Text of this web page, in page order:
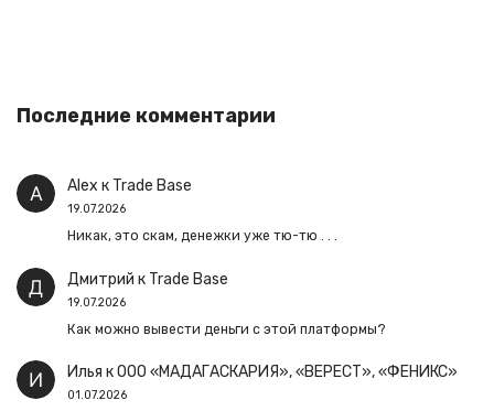
Последние комментарии
Alex к Trade Base
19.07.2026
Никак, это скам, денежки уже тю-тю . . .
Дмитрий к Trade Base
19.07.2026
Как можно вывести деньги с этой платформы?
Илья кООО «МАДАГАСКАРИЯ», «ВЕРЕСТ», «ФЕНИКС»
01.07.2026